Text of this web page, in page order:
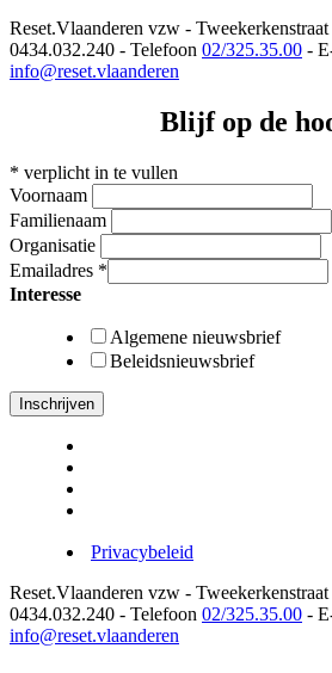
Reset.Vlaanderen vzw -
0434.032.240 - Telefoon 02/325.35.00 -
info@reset.vlaanderen
Blijf op de
* verplicht in te vullen
Voornaam
Familienaam
Organisatie
Emailadres *
Interesse
Algemene nieuwsbrief
Beleidsnieuwsbrief
Privacybeleid
Reset.Vlaanderen vzw -
0434.032.240 - Telefoon 02/325.35.00 -
info@reset.vlaanderen